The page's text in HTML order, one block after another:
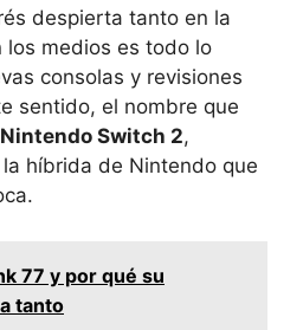
despierta tanto en la
los medios es todo lo
consolas y revisiones
sentido, el nombre que
Nintendo Switch 2,
híbrida de Nintendo que
77 y por qué su
tanto